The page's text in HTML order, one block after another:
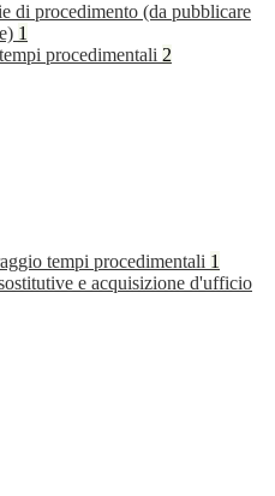
di procedimento (da pubblicare
1
procedimentali 2
tempi procedimentali 1
e acquisizione d'ufficio